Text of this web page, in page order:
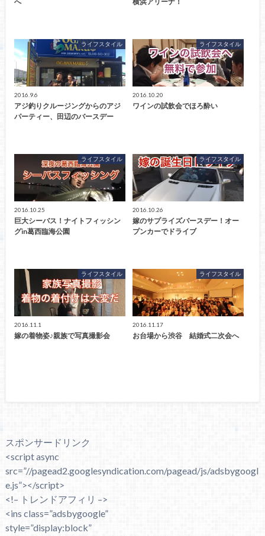
ライフスタイル
2016.9.6
アジ釣りクルージングからのアジ
パーティー、田辺のバースデー
ライフスタイル
2016.10.20
ワインの試飲会でほろ酔い
ライフスタイル
2016.10.25
巨大シーバス！ナイトフィッシン
グin葛西臨海公園
ライフスタイル
2016.10.26
嫁のサプライズバースデー！オー
プンカーでドライブ
ライフスタイル
2016.11.1
嫁の着物姿♪親族で写真撮影会
ライフスタイル
2016.11.17
お台場から渋谷 結婚式二次会へ
スポンサードリンク
<script async
src=”//pagead2.googlesyndication.com/pagead/js/adsbygoogl
e.js”></script>
<!– トレンドアフィリ –>
<ins class=”adsbygoogle”
style=”display:block”